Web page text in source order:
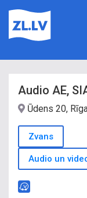
Audio AE,
Ūdens 20,
Zvans
Audio un